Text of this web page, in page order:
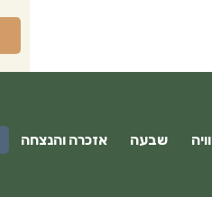
שבעה אזכרה והנצחה